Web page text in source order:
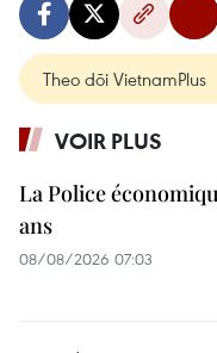
Theo dõi VietnamPlus
VOIR PLUS
La Police
ans
08/08/2026 07:03